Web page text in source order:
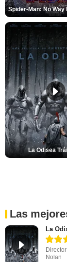
Spider-Man: No Way
La Odisea
Las
La
Nolan